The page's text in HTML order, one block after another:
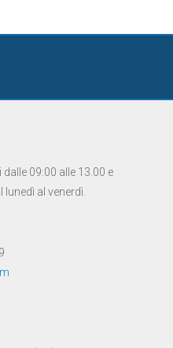
09:00 alle 13.00 e
lunedì al venerdì.